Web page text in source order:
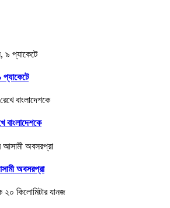
প্যাকেটে
বাংলাদেশকে
অবসরপ্রা